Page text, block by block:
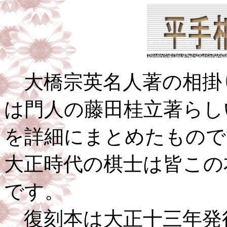
大橋宗英名人著の相掛
は門人の藤田桂立著ら
を詳細にまとめたもの
大正時代の棋士は皆こ
です。
復刻本は大正十三年発